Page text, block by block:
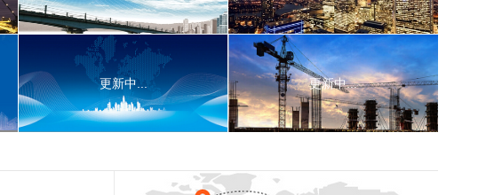
更新中... 更新中...